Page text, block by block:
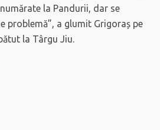
la Pandurii, dar se
problemă”, a glumit Grigoraș pe
la Târgu Jiu.